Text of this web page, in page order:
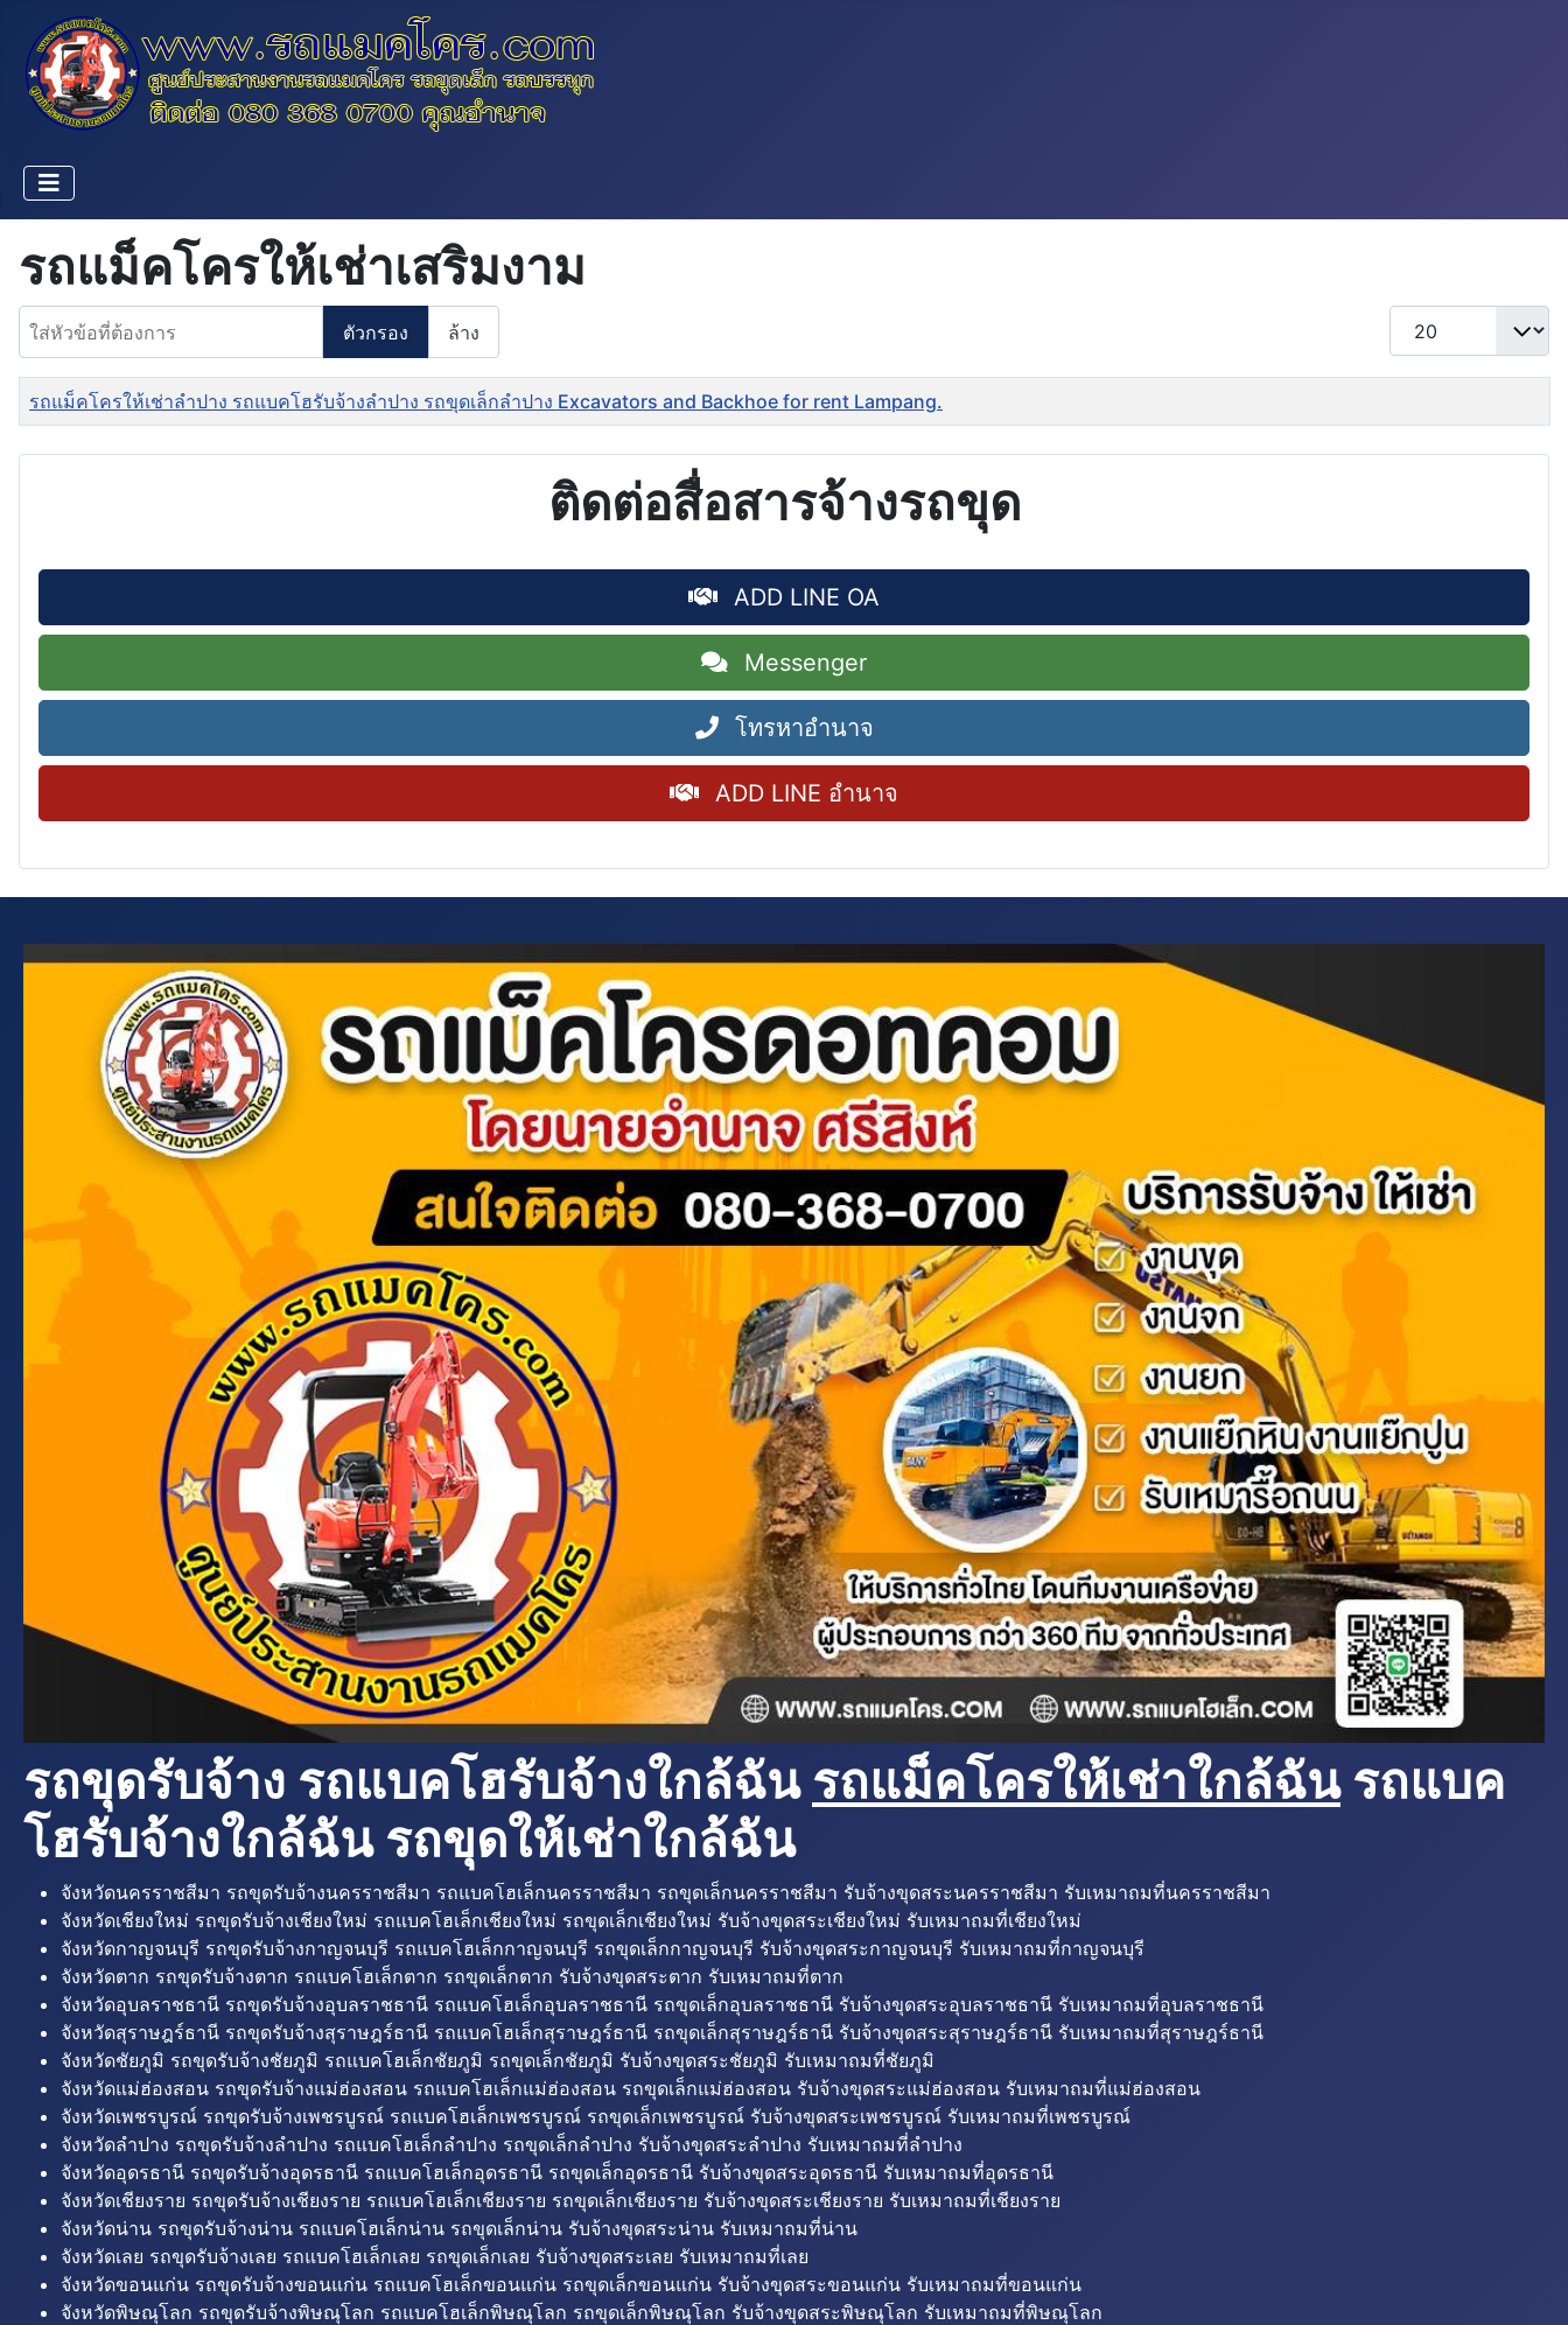
รถแม็คโครให้เช่าเสริมงาม
ใส่หัวข้อที่ต้องการ
ตัวกรอง ล้าง
แสดง #
ชื่อ
รถแม็คโครให้เช่าลำปาง รถแบคโฮรับจ้างลำปาง รถขุดเล็กลำปาง Excavators and Backhoe for rent Lampang.
ติดต่อสื่อสารจ้างรถขุด
ADD LINE OA
Messenger
โทรหาอำนาจ
ADD LINE อำนาจ
รถขุดรับจ้าง รถแบคโฮรับจ้างใกล้ฉัน รถแม็คโครให้เช่าใกล้ฉันรถแบค
โฮรับจ้างใกล้ฉัน รถขุดให้เช่าใกล้ฉัน
จังหวัดนครราชสีมา รถขุดรับจ้างนครราชสีมา รถแบคโฮเล็กนครราชสีมา รถขุดเล็กนครราชสีมา รับจ้างขุดสระนครราชสีมา รับเหมาถมที่นครราชสีมา
จังหวัดเชียงใหม่ รถขุดรับจ้างเชียงใหม่ รถแบคโฮเล็กเชียงใหม่ รถขุดเล็กเชียงใหม่ รับจ้างขุดสระเชียงใหม่ รับเหมาถมที่เชียงใหม่
จังหวัดกาญจนบุรี รถขุดรับจ้างกาญจนบุรี รถแบคโฮเล็กกาญจนบุรี รถขุดเล็กกาญจนบุรี รับจ้างขุดสระกาญจนบุรี รับเหมาถมที่กาญจนบุรี
จังหวัดตาก รถขุดรับจ้างตาก รถแบคโฮเล็กตาก รถขุดเล็กตาก รับจ้างขุดสระตาก รับเหมาถมที่ตาก
จังหวัดอุบลราชธานี รถขุดรับจ้างอุบลราชธานี รถแบคโฮเล็กอุบลราชธานี รถขุดเล็กอุบลราชธานี รับจ้างขุดสระอุบลราชธานี รับเหมาถมที่อุบลราชธานี
จังหวัดสุราษฎร์ธานี รถขุดรับจ้างสุราษฎร์ธานี รถแบคโฮเล็กสุราษฎร์ธานี รถขุดเล็กสุราษฎร์ธานี รับจ้างขุดสระสุราษฎร์ธานี รับเหมาถมที่สุราษฎร์ธานี
จังหวัดชัยภูมิ รถขุดรับจ้างชัยภูมิ รถแบคโฮเล็กชัยภูมิ รถขุดเล็กชัยภูมิ รับจ้างขุดสระชัยภูมิ รับเหมาถมที่ชัยภูมิ
จังหวัดแม่ฮ่องสอน รถขุดรับจ้างแม่ฮ่องสอน รถแบคโฮเล็กแม่ฮ่องสอน รถขุดเล็กแม่ฮ่องสอน รับจ้างขุดสระแม่ฮ่องสอน รับเหมาถมที่แม่ฮ่องสอน
จังหวัดเพชรบูรณ์ รถขุดรับจ้างเพชรบูรณ์ รถแบคโฮเล็กเพชรบูรณ์ รถขุดเล็กเพชรบูรณ์ รับจ้างขุดสระเพชรบูรณ์ รับเหมาถมที่เพชรบูรณ์
จังหวัดลำปาง รถขุดรับจ้างลำปาง รถแบคโฮเล็กลำปาง รถขุดเล็กลำปาง รับจ้างขุดสระลำปาง รับเหมาถมที่ลำปาง
จังหวัดอุดรธานี รถขุดรับจ้างอุดรธานี รถแบคโฮเล็กอุดรธานี รถขุดเล็กอุดรธานี รับจ้างขุดสระอุดรธานี รับเหมาถมที่อุดรธานี
จังหวัดเชียงราย รถขุดรับจ้างเชียงราย รถแบคโฮเล็กเชียงราย รถขุดเล็กเชียงราย รับจ้างขุดสระเชียงราย รับเหมาถมที่เชียงราย
จังหวัดน่าน รถขุดรับจ้างน่าน รถแบคโฮเล็กน่าน รถขุดเล็กน่าน รับจ้างขุดสระน่าน รับเหมาถมที่น่าน
จังหวัดเลย รถขุดรับจ้างเลย รถแบคโฮเล็กเลย รถขุดเล็กเลย รับจ้างขุดสระเลย รับเหมาถมที่เลย
จังหวัดขอนแก่น รถขุดรับจ้างขอนแก่น รถแบคโฮเล็กขอนแก่น รถขุดเล็กขอนแก่น รับจ้างขุดสระขอนแก่น รับเหมาถมที่ขอนแก่น
จังหวัดพิษณุโลก รถขุดรับจ้างพิษณุโลก รถแบคโฮเล็กพิษณุโลก รถขุดเล็กพิษณุโลก รับจ้างขุดสระพิษณุโลก รับเหมาถมที่พิษณุโลก